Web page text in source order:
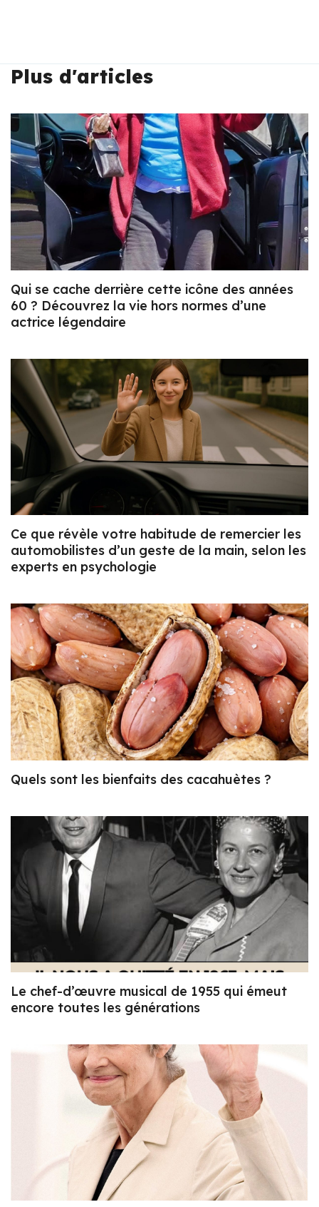
Plus d'articles
Qui se cache derrière cette icône des années
60 ? Découvrez la vie hors normes d’une
actrice légendaire
Ce que révèle votre habitude de remercier les
automobilistes d’un geste de la main, selon les
experts en psychologie
Quels sont les bienfaits des cacahuètes ?
Le chef-d’œuvre musical de 1955 qui émeut
encore toutes les générations